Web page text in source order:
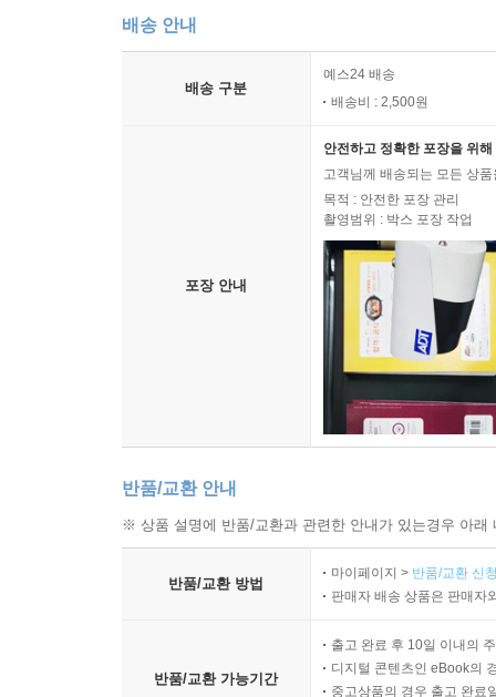
배송 안내
배송 구분
예스24 배송
배송비 : 2,500원
포장 안내
안전하고 정확한 포장을 위
고객님께 배송되는 모든 상
목적 : 안전한 포장 관리
촬영범위 : 박스 포장 작업
반품/교환 안내
※ 상품 설명에 반품/교환과 관련한 안내가 있는경우 아
반품/교환 방법
마이페이지 > 반품/교환 신
판매자 배송 상품은 판매자
반품/교환 가능기간
출고 완료 후 10일 이내의
디지털 콘텐츠인 eBook의
중고상품의 경우 출고 완료